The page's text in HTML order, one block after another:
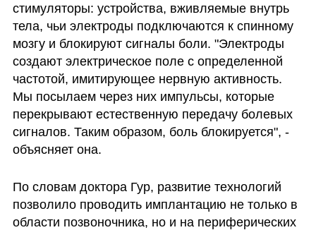
стимуляторы: устройства, вживляемые внутрь
тела, чьи электроды подключаются к спинному
мозгу и блокируют сигналы боли. "Электроды
создают электрическое поле с определенной
частотой, имитирующее нервную активность.
Мы посылаем через них импульсы, которые
перекрывают естественную передачу болевых
сигналов. Таким образом, боль блокируется", -
объясняет она.
По словам доктора Гур, развитие технологий
позволило проводить имплантацию не только в
области позвоночника, но и на периферических